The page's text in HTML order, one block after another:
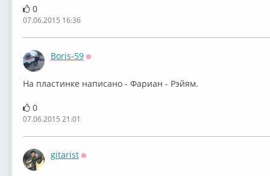
0
07.06.2015 16:36
Boris-59
На пластинке написано - Фариан - Рэйям.
0
07.06.2015 21:01
gitarist